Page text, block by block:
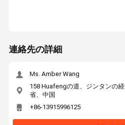
連絡先の詳細
Ms. Amber Wang
158 Huafengの道、ジンタンの
省、中国
+86-13915996125